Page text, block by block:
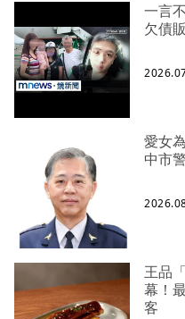
一言
欠債
愛女
中市
王品
幕！
客